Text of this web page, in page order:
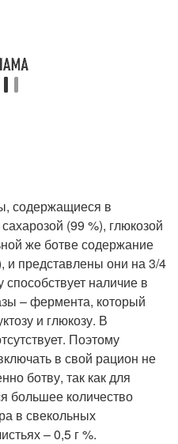
содержащиеся в
(99 %), глюкозой
же ботве содержание
и представлены они на 3/4
наличие в
– фермента, который
и глюкозу. В
Поэтому
в свой рацион не
ботву, так как для
большее количество
в свекольных
– 0,5 г %.